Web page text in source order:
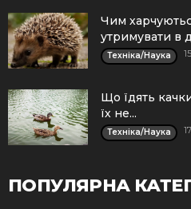
Чим
утримувати в
Техніка/Наука
Що їдять
їх не...
Техніка/Наука
ПОПУЛЯРНА